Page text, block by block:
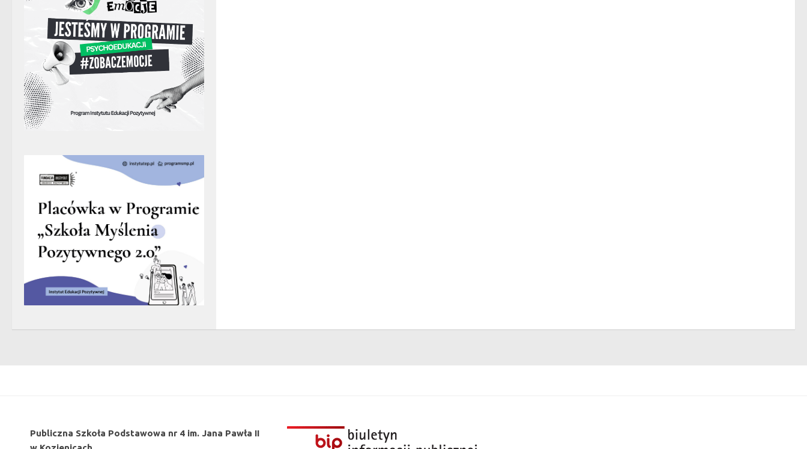
Publiczna Szkoła Podstawowa nr 4 im. Jana Pawła II